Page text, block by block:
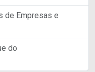
de Empresas e
do